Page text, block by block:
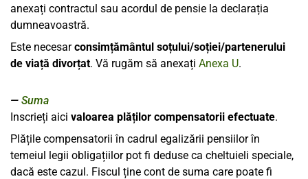
anexați contractul sau acordul de pensie la declarația
dumneavoastră.
Este necesarconsimțământul soțului/soției/partenerului
de viață divorțat. Vă rugăm să anexați Anexa U.
Suma
Inscrieți aici valoarea plăților compensatorii efectuate.
Plățile compensatorii în cadrul egalizării pensiilor în
temeiul legii obligațiilor pot fi deduse ca cheltuieli speciale,
dacă este cazul. Fiscul ține cont de suma care poate fi